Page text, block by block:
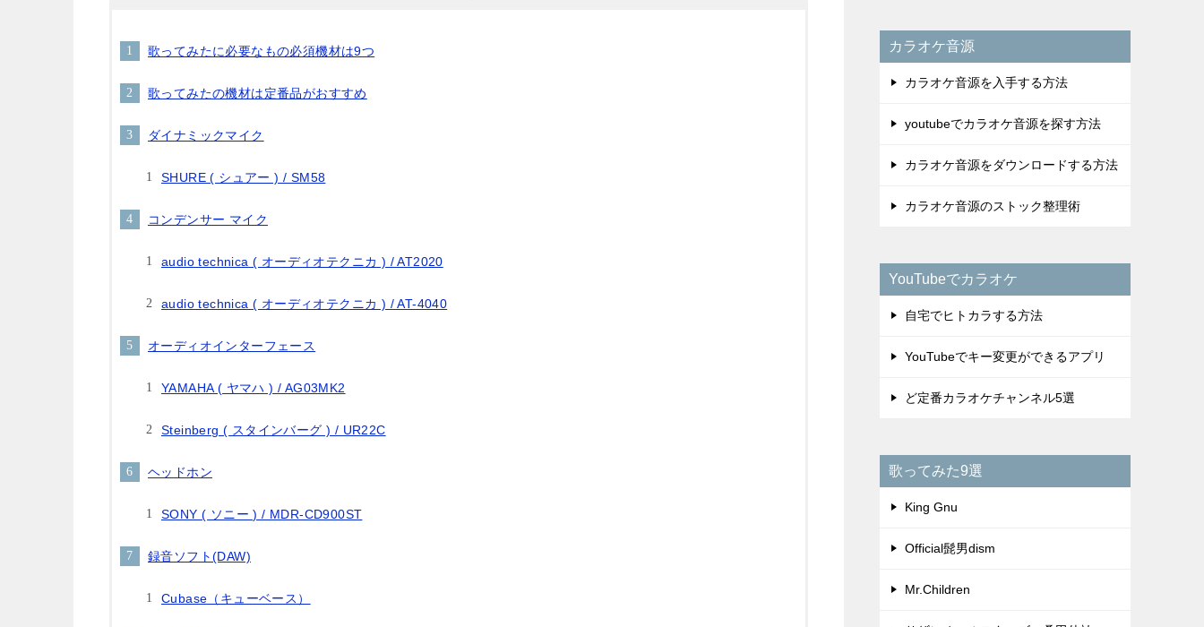
歌ってみたに必要なもの必須機材は9つ
歌ってみたの機材は定番品がおすすめ
ダイナミックマイク
SHURE ( シュアー ) / SM58
コンデンサー マイク
audio technica ( オーディオテクニカ ) / AT2020
audio technica ( オーディオテクニカ ) / AT-4040
オーディオインターフェース
YAMAHA ( ヤマハ ) / AG03MK2
Steinberg ( スタインバーグ ) / UR22C
ヘッドホン
SONY ( ソニー ) / MDR-CD900ST
録音ソフト(DAW)
Cubase（キューベース）
カラオケ音源
カラオケ音源を入手する方法
youtubeでカラオケ音源を探す方法
カラオケ音源をダウンロードする方法
カラオケ音源のストック整理術
YouTubeでカラオケ
自宅でヒトカラする方法
YouTubeでキー変更ができるアプリ
ど定番カラオケチャンネル5選
歌ってみた9選
King Gnu
Official髭男dism
Mr.Children